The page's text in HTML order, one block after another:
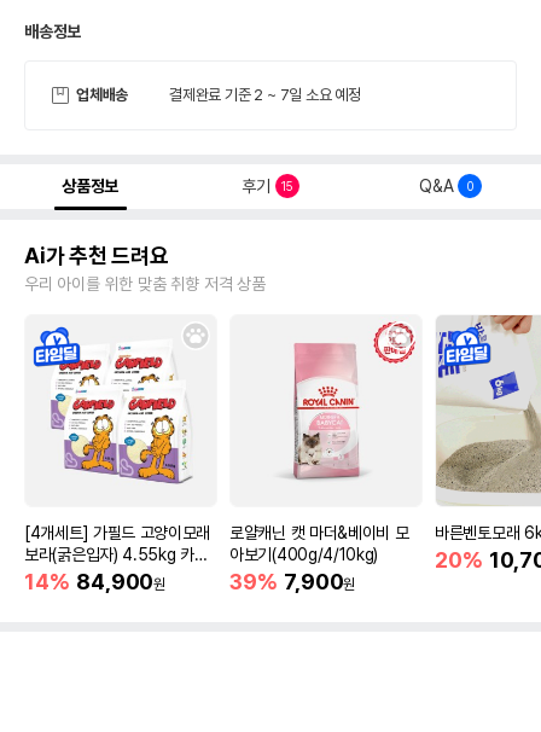
배송정보
업체배송 결제완료 기준 2 ~ 7일 소요 예정
상품정보 후기 15 Q&A 0
Ai가 추천 드려요
우리 아이를 위한 맞춤 취향 저격 상품
[4개세트] 가필드 고양이모래
보라(굵은입자) 4.55kg 카사
바모래
14% 84,900원
로얄캐닌 캣 마더&베이비 모
아보기(400g/4/10kg)
39% 7,900원
바른벤토모래
20%